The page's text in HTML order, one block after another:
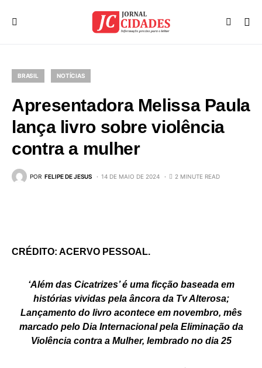
BRASIL NOTÍCIAS
Apresentadora Melissa Paula
lança livro sobre violência
contra a mulher
POR FELIPE DE JESUS 14 DE MAIO DE 2024 2 MINUTE READ
CRÉDITO: ACERVO PESSOAL.
‘Além das Cicatrizes’ é uma ficção baseada em
histórias vividas pela âncora da Tv Alterosa;
Lançamento do livro acontece em novembro, mês
marcado pelo Dia Internacional pela Eliminação da
Violência contra a Mulher, lembrado no dia 25